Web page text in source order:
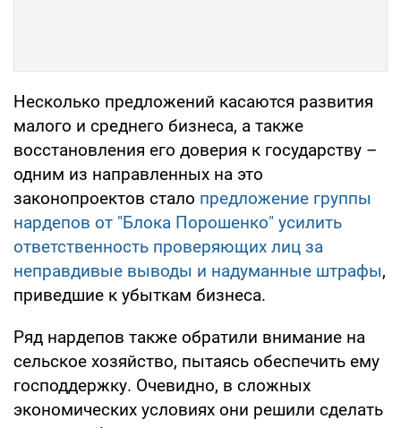
Несколько предложений касаются развития
малого и среднего бизнеса, а также
восстановления его доверия к государству –
одним из направленных на это
законопроектов стало предложение группы
нардепов от "Блока Порошенко" усилить
ответственность проверяющих лиц за
неправдивые выводы и надуманные штрафы,
приведшие к убыткам бизнеса.
Ряд нардепов также обратили внимание на
сельское хозяйство, пытаясь обеспечить ему
господдержку. Очевидно, в сложных
экономических условиях они решили сделать